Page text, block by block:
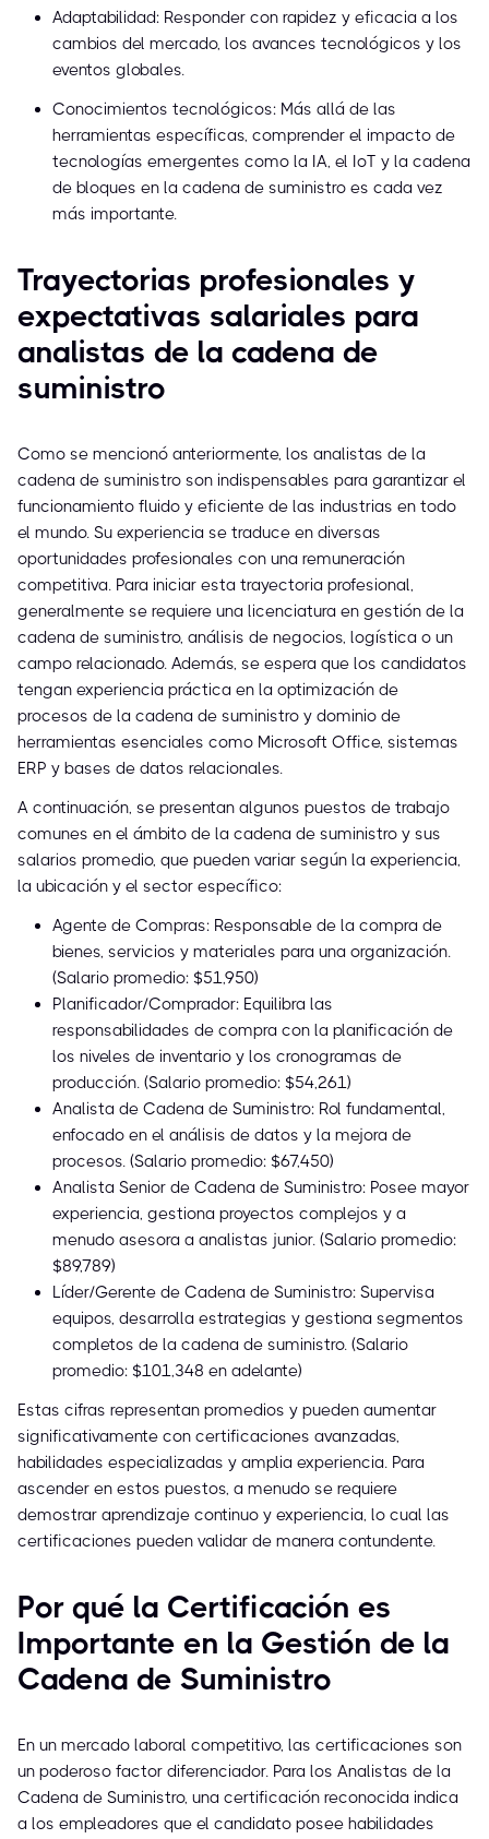
Adaptabilidad: Responder con rapidez y eficacia a los
cambios del mercado, los avances tecnológicos y los
eventos globales.
Conocimientos tecnológicos: Más allá de las
herramientas específicas, comprender el impacto de
tecnologías emergentes como la IA, el IoT y la cadena
de bloques en la cadena de suministro es cada vez
más importante.
Trayectorias profesionales y
expectativas salariales para
analistas de la cadena de
suministro
Como se mencionó anteriormente, los analistas de la
cadena de suministro son indispensables para garantizar el
funcionamiento fluido y eficiente de las industrias en todo
el mundo. Su experiencia se traduce en diversas
oportunidades profesionales con una remuneración
competitiva. Para iniciar esta trayectoria profesional,
generalmente se requiere una licenciatura en gestión de la
cadena de suministro, análisis de negocios, logística o un
campo relacionado. Además, se espera que los candidatos
tengan experiencia práctica en la optimización de
procesos de la cadena de suministro y dominio de
herramientas esenciales como Microsoft Office, sistemas
ERP y bases de datos relacionales.
A continuación, se presentan algunos puestos de trabajo
comunes en el ámbito de la cadena de suministro y sus
salarios promedio, que pueden variar según la experiencia,
la ubicación y el sector específico:
Agente de Compras: Responsable de la compra de
bienes, servicios y materiales para una organización.
(Salario promedio: $51,950)
Planificador/Comprador: Equilibra las
responsabilidades de compra con la planificación de
los niveles de inventario y los cronogramas de
producción. (Salario promedio: $54,261)
Analista de Cadena de Suministro: Rol fundamental,
enfocado en el análisis de datos y la mejora de
procesos. (Salario promedio: $67,450)
Analista Senior de Cadena de Suministro: Posee mayor
experiencia, gestiona proyectos complejos y a
menudo asesora a analistas junior. (Salario promedio:
$89,789)
Líder/Gerente de Cadena de Suministro: Supervisa
equipos, desarrolla estrategias y gestiona segmentos
completos de la cadena de suministro. (Salario
promedio: $101,348 en adelante)
Estas cifras representan promedios y pueden aumentar
significativamente con certificaciones avanzadas,
habilidades especializadas y amplia experiencia. Para
ascender en estos puestos, a menudo se requiere
demostrar aprendizaje continuo y experiencia, lo cual las
certificaciones pueden validar de manera contundente.
Por qué la Certificación es
Importante en la Gestión de la
Cadena de Suministro
En un mercado laboral competitivo, las certificaciones son
un poderoso factor diferenciador. Para los Analistas de la
Cadena de Suministro, una certificación reconocida indica
a los empleadores que el candidato posee habilidades